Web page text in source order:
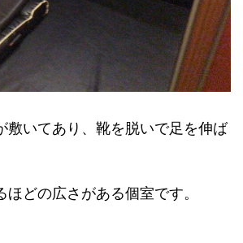
敷いてあり、靴を脱いで足を伸ば
どの広さがある個室です。